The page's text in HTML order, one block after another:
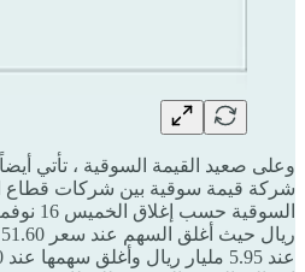
وعلى صعيد القيمة السوقية ، تأتي أيضاً
شركة قيمة سوقية بين شركات قطاع
ريال حيث أغلق السهم عند سعر 51.60 ريال ، ثم